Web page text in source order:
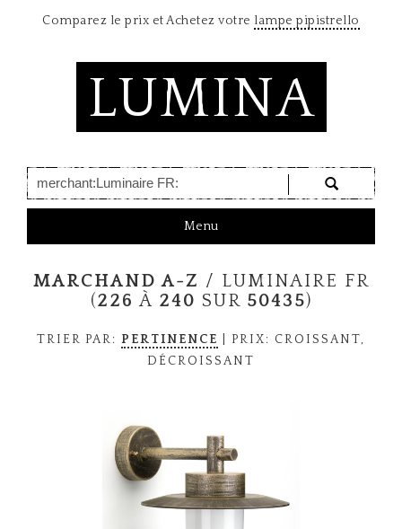
Comparez le prix et Achetez votre lampe pipistrello
LUMINA
T
o
g
l
n
a
v
i
o
n
Menu
MARCHAND A-Z / LUMINAIRE FR
(226 À 240 SUR 50435)
TRIER PAR: PERTINENCE | PRIX: CROISSANT,
DÉCROISSANT